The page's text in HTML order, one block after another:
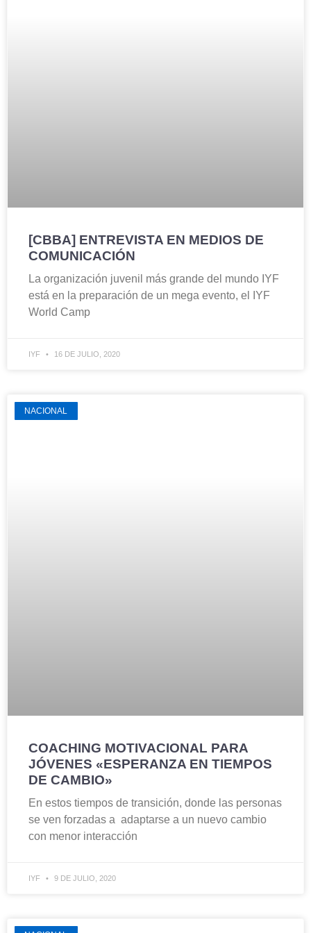
[CBBA] ENTREVISTA EN MEDIOS DE
COMUNICACIÓN
La organización juvenil más grande del mundo IYF
está en la preparación de un mega evento, el IYF
World Camp
IYF 16 DE JULIO, 2020
NACIONAL
COACHING MOTIVACIONAL PARA
JÓVENES «ESPERANZA EN TIEMPOS
DE CAMBIO»
En estos tiempos de transición, donde las personas
se ven forzadas a adaptarse a un nuevo cambio
con menor interacción
IYF 9 DE JULIO, 2020